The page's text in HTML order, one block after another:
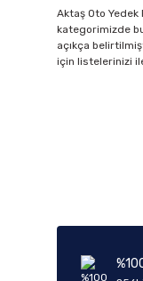
Aktaş Oto
kategorimizde
açıkça
için listelerinizi